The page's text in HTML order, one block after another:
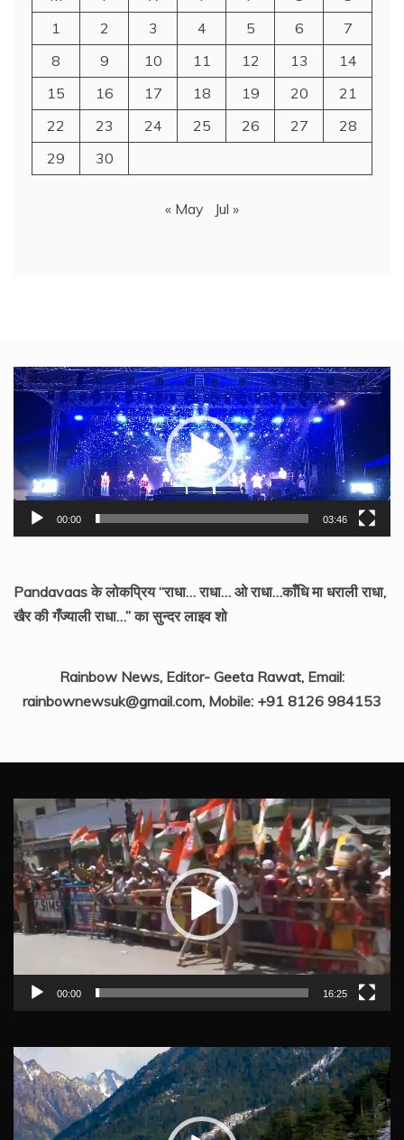
1
2 3 4 5 6
7
8
9 10 11 12 13
14
15
16 17 18 19 20
21
22
23 24 25 26 27
28
29
30
« May Jul »
Video
Player
00:00 03:46
Pandavaas के लोकप्रिय “राधा… राधा… ओ राधा…काँधि मा धराली राधा,
खैर की गँज्याली राधा…” का सुन्दर लाइव शो
Rainbow News, Editor- Geeta Rawat, Email:
rainbownewsuk@gmail.com, Mobile: +91 8126 984153
Video
Player
00:00 16:25
Video
Player